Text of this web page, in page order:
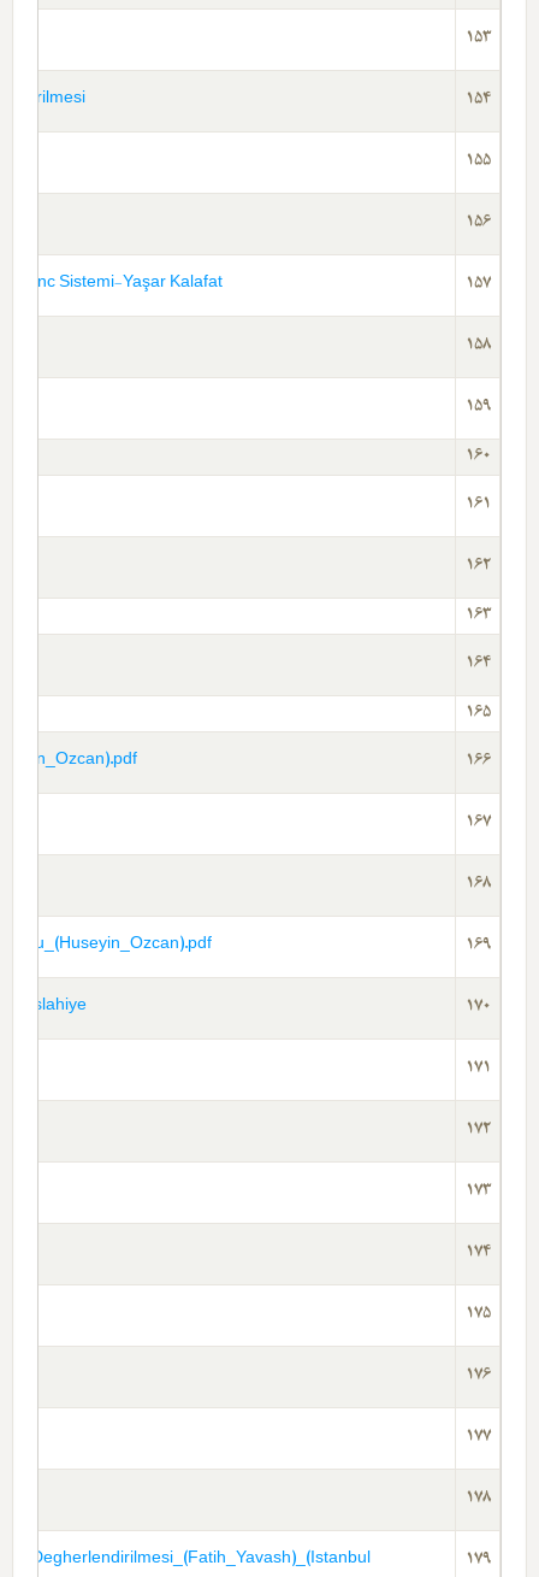
153
154
155
156
157
Inanc Sistemi-Yaşar Kalafat
158
159
160
161
162
163
164
165
166
167
168
169
170
171
172
173
174
175
176
177
178
179